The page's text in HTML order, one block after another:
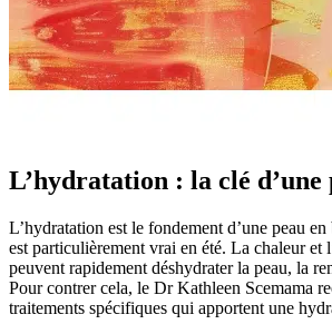
L’hydratation : la clé d’une
L’hydratation est le fondement d’une peau en
est particulièrement vrai en été. La chaleur et
peuvent rapidement déshydrater la peau, la
Pour contrer cela, le Dr Kathleen Scemama
traitements spécifiques qui apportent une